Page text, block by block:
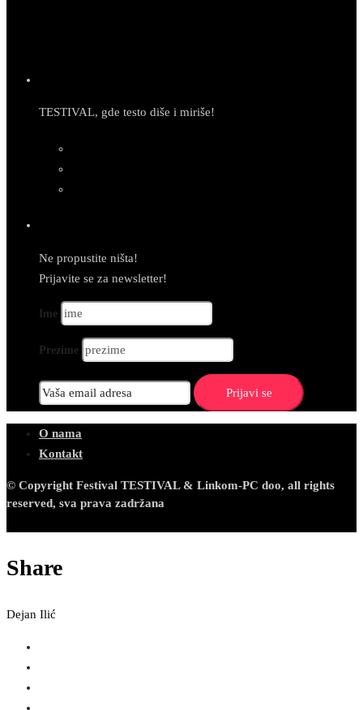
TESTIVAL, gde testo diše i miriše!
Ne propustite ništa!
Prijavite se za newsletter!
Ime
Prezime
O nama
Kontakt
© Copyright Festival TESTIVAL & Linkom-PC doo, all rights
reserved, sva prava zadržana
Share
Dejan Ilić